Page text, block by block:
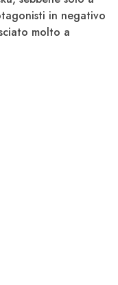
in negativo
molto a